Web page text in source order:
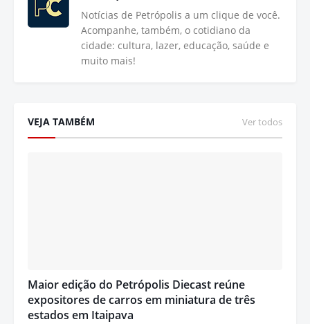
Notícias de Petrópolis a um clique de você.
Acompanhe, também, o cotidiano da
cidade: cultura, lazer, educação, saúde e
muito mais!
VEJA TAMBÉM Ver todos
Maior edição do Petrópolis Diecast reúne
expositores de carros em miniatura de três
estados em Itaipava